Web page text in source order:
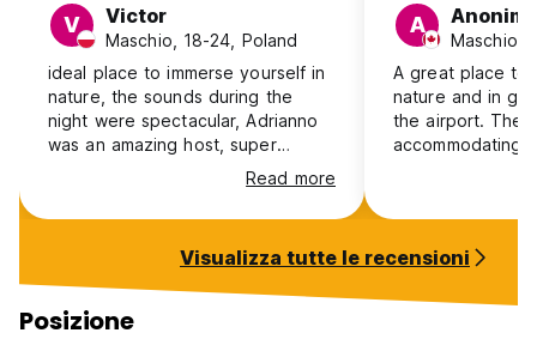
V Victor
Maschio, 18-24, Poland
ideal place to immerse yourself in
nature, the sounds during the
night were spectacular, Adrianno
was an amazing host, super
helpful and friendly!! without a
doubt I’ll come back if I’m around
Iquitos again!!
Read more
A
Maschio,
A great place to
nature and in
the airport. The
accommodating
jungle and all its bees.
bees produce
you are here to
Visualizza tutte le recensioni
Posizione